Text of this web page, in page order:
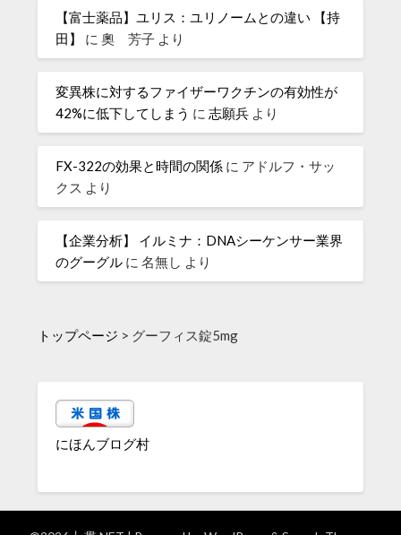
【富士薬品】ユリス：ユリノームとの違い 【持
田】
に奧 芳子 より
変異株に対するファイザーワクチンの有効性が
42%に低下してしまう に志願兵 より
FX-322の効果と時間の関係 に アドルフ・サッ
クス より
【企業分析】 イルミナ：DNAシーケンサー業界
のグーグル に名無し より
トップページ > グーフィス錠5mg
にほんブログ村